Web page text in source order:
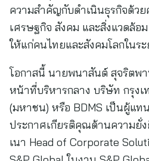
ความสำคัญกับดำเนินธุรกิจด้ว
เศรษฐกิจ สังคม และสิ่งแวดล้
ให้แก่คนไทยและสังคมโลกในร
โอกาสนี้ นายพนาสันต์ สุจริตพ
หน้าที่บริหารกลาง บริษัท กรุงเ
(มหาชน) หรือ BDMS เป็นผู้แท
ประกาศเกียรติคุณด้านความยั่ง
เนา Head of Corporate